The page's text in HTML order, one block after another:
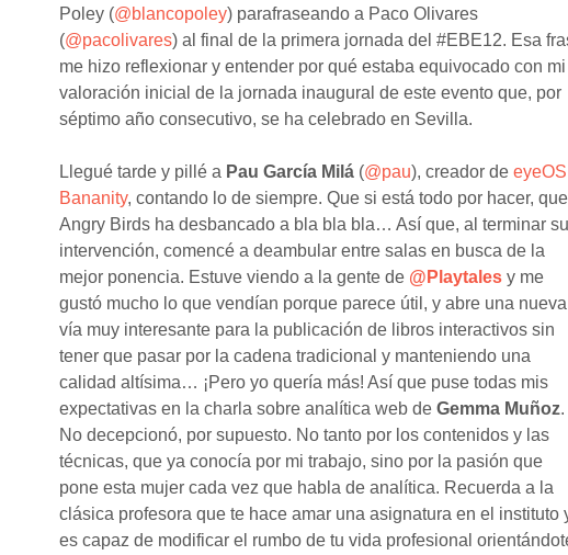
Poley (@blancopoley) parafraseando a Paco Olivares
(@pacolivares) al final de la primera jornada del #EBE12. Esa
me hizo reflexionar y entender por qué estaba equivocado con mi
valoración inicial de la jornada inaugural de este evento que, por
séptimo año consecutivo, se ha celebrado en Sevilla.
Llegué tarde y pillé a Pau García Milá (@pau), creador de eyeOS
Bananity, contando lo de siempre. Que si está todo por hacer, que
Angry Birds ha desbancado a bla bla bla… Así que, al terminar su
intervención, comencé a deambular entre salas en busca de la
mejor ponencia. Estuve viendo a la gente de @Playtales y me
gustó mucho lo que vendían porque parece útil, y abre una nueva
vía muy interesante para la publicación de libros interactivos sin
tener que pasar por la cadena tradicional y manteniendo una
calidad altísima… ¡Pero yo quería más! Así que puse todas mis
expectativas en la charla sobre analítica web de Gemma Muñoz.
No decepcionó, por supuesto. No tanto por los contenidos y las
técnicas, que ya conocía por mi trabajo, sino por la pasión que
pone esta mujer cada vez que habla de analítica. Recuerda a la
clásica profesora que te hace amar una asignatura en el instituto
es capaz de modificar el rumbo de tu vida profesional